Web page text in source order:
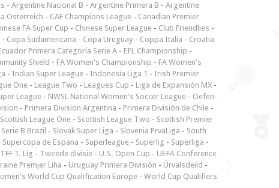
- Argentine Nacional B - Argentine Primera B - Argentine
Österreich - CAF Champions League - Canadian Premier
FA Super Cup - Chinese Super League - Club Friendlies -
- Copa Sudamericana - Copa Uruguay - Coppa Italia - Croatia
Primera Categoría Serie A - EFL Championship -
Shield - FA Women's Championship - FA Women's
- Indian Super League - Indonesia Liga 1 - Irish Premier
One - League Two - Leagues Cup - Liga de Expansión MX -
League - NWSL National Women's Soccer League - Oefen-
- Primera Division Argentina - Primera División de Chile -
Scottish League One - Scottish League Two - Scottish Premier
Serie B Brazil - Slovak Super Liga - Slovenia PrvaLiga - South
Supercopa de Espana - Superleague - Superlig - Superliga -
1. Lig - Tweede divisie - U.S. Open Cup - UEFA Conference
Premjer Liha - Uruguay Primera División - Úrvalsdeild -
World Cup Qualification Europe - World Cup Qualifiers